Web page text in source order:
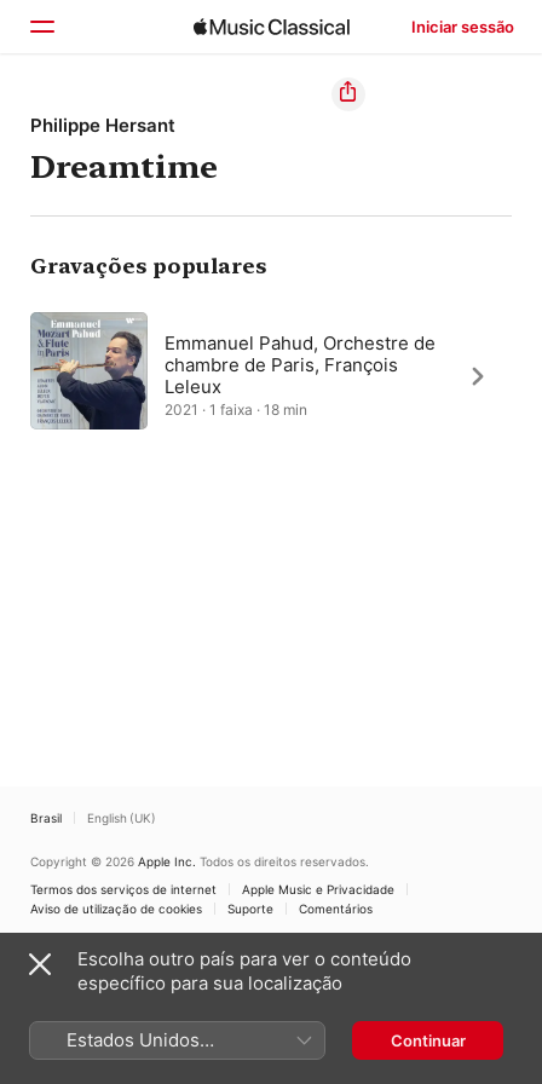
Iniciar sessão
Início
Explorar
Buscar
Philippe Hersant
Dreamtime
Gravações populares
Emmanuel Pahud, Orchestre de
chambre de Paris, François
Leleux
2021 · 1 faixa · 18 min
Brasil English (UK)
Copyright © 2026 Apple Inc. Todos os direitos reservados.
Termos dos serviços de internet
Apple Music e Privacidade
Aviso de utilização de cookies
Suporte Comentários
Escolha outro país para ver o conteúdo
específico para sua localização
Estados Unidos
(Português Brasil)
Continuar